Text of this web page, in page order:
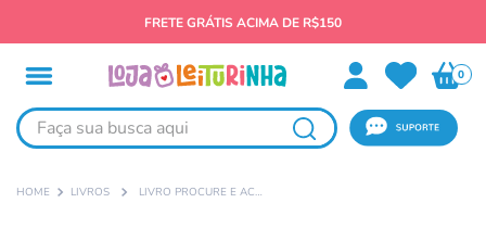
FRETE GRÁTIS ACIMA DE R$150
0
Faça sua busca aqui
LIVROS LIVRO PROCURE E ACHE GIGANTE: A MÚSICA EM CENA! - ED AUZOU